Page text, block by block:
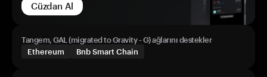
Cüzdan Al
Tangem, GAL (migrated to Gravity - G) ağlarını destekler
Ethereum
Bnb Smart Chain